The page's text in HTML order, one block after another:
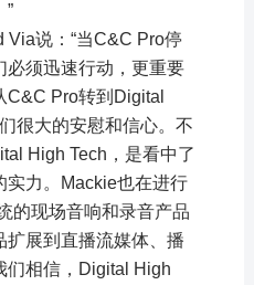
”
Via说：“当C&C Pro停
必须迅速行动，更重要
C&C Pro转到Digital
很大的安慰和信心。不
High Tech，是看中了
实力。Mackie也在进行
的现场音响和录音产品
扩展到直播流媒体、播
们相信，Digital High